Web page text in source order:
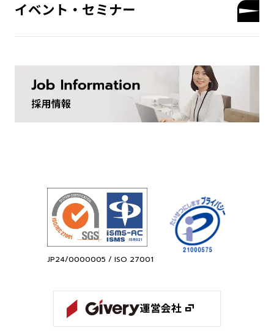
イベント・セミナー
JP24/0000005 / ISO 27001
運営会社